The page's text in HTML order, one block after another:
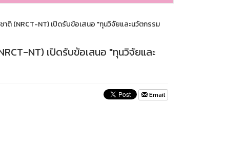
ติ (NRCT-NT) เปิดรับข้อเสนอ "ทุนวิจัยและนวัตกรรม
NT) เปิดรับข้อเสนอ "ทุนวิจัยและ
Email